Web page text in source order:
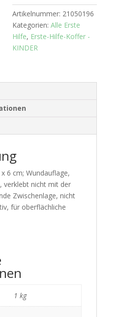
Artikelnummer: 21050196
Kategorien:Alle Erste
Hilfe, Erste-Hilfe-Koffer -
KINDER
6 cm; Wundauflage,
verklebt nicht mit der
Zwischenlage, nicht
für oberflächliche
1 kg